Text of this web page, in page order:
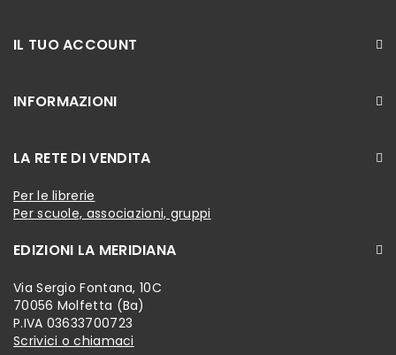
IL TUO ACCOUNT
INFORMAZIONI
LA RETE DI VENDITA
Per le librerie
Per scuole, associazioni, gruppi
EDIZIONI LA MERIDIANA
Via Sergio Fontana, 10C
70056 Molfetta (Ba)
P.IVA 03633700723
Scrivici o chiamaci